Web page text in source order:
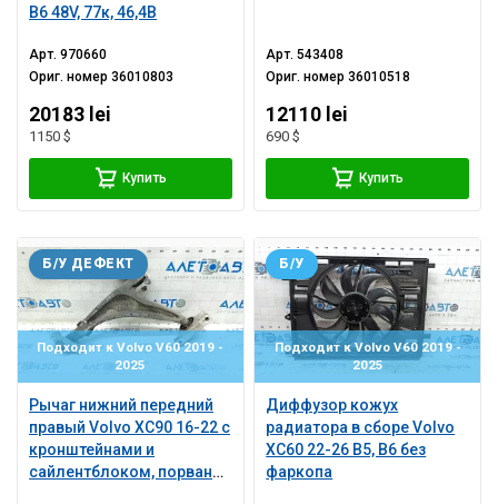
B6 48V, 77к, 46,4В
Арт.970660
Ориг. номер36010803
20183 lei
1150 $
Купить
Арт.543408
Ориг. номер36010518
12110 lei
690 $
Купить
Подходит к Volvo V60 2019 -
2025
Рычаг нижний передний
правый Volvo XC90 16-22 с
кронштейнами и
сайлентблоком, порван
Б/У ДЕФЕКТ
Подходит к Volvo V60 2019 -
2025
Диффузор кожух
радиатора в сборе Volvo
XC60 22-26 B5, B6 без
фаркопа
Б/У